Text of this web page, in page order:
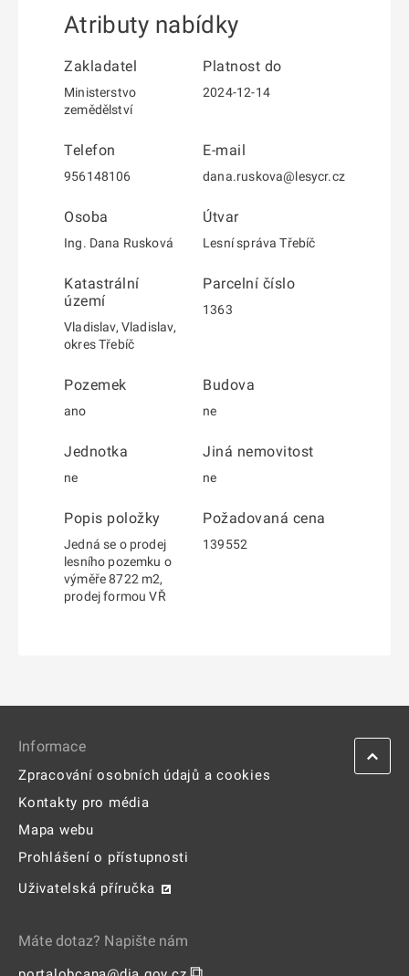
Atributy nabídky
Zakladatel
Ministerstvo
zemědělství
Platnost do
2024-12-14
Telefon
956148106
E-mail
dana.ruskova@lesycr.cz
Osoba
Ing. Dana Rusková
Útvar
Lesní správa Třebíč
Katastrální
území
Vladislav, Vladislav,
okres Třebíč
Parcelní číslo
1363
Pozemek
ano
Budova
ne
Jednotka
ne
Jiná nemovitost
ne
Popis položky
Jedná se o prodej
lesního pozemku o
výměře 8722 m2,
prodej formou VŘ
Požadovaná cena
139552
Informace
Zpracování osobních údajů a cookies
Kontakty pro média
Mapa webu
Prohlášení o přístupnosti
Uživatelská příručka
Máte dotaz? Napište nám